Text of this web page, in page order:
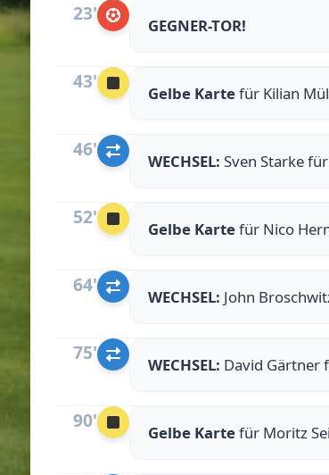
23'
GEGNER-TOR!
43'
Gelbe Kartefür Kilian
46'
WECHSEL: Sven Starke
52'
Gelbe Kartefür Nico
64'
WECHSEL: John
75'
WECHSEL: David Gärtner
90'
Gelbe Kartefür Moritz